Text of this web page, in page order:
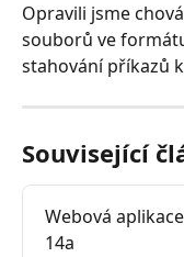
Opravili jsme
souborů ve
stahování příkazů
Související
Webová
14a